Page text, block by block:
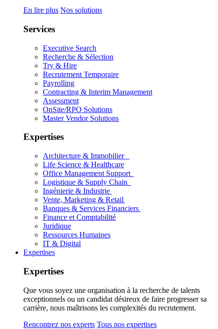
En lire plus Nos solutions
Services
Executive Search
Recherche & Sélection
Try & Hire
Recrutement Temporaire
Payrolling
Contracting & Interim Management
Assessment
OnSite/RPO Solutions
Master Vendor Solutions
Expertises
Architecture & Immobilier
Life Science & Healthcare
Office Management Support
Logistique & Supply Chain
Ingénierie & Industrie
Vente, Marketing & Retail
Banques & Services Financiers
Finance et Comptabilité
Juridique
Ressources Humaines
IT & Digital
Expertises
Expertises
Que vous soyez une organisation à la recherche de talents
exceptionnels ou un candidat désireux de faire progresser sa
carrière, nous maîtrisons les complexités du recrutement.
Rencontrez nos experts Tous nos expertises